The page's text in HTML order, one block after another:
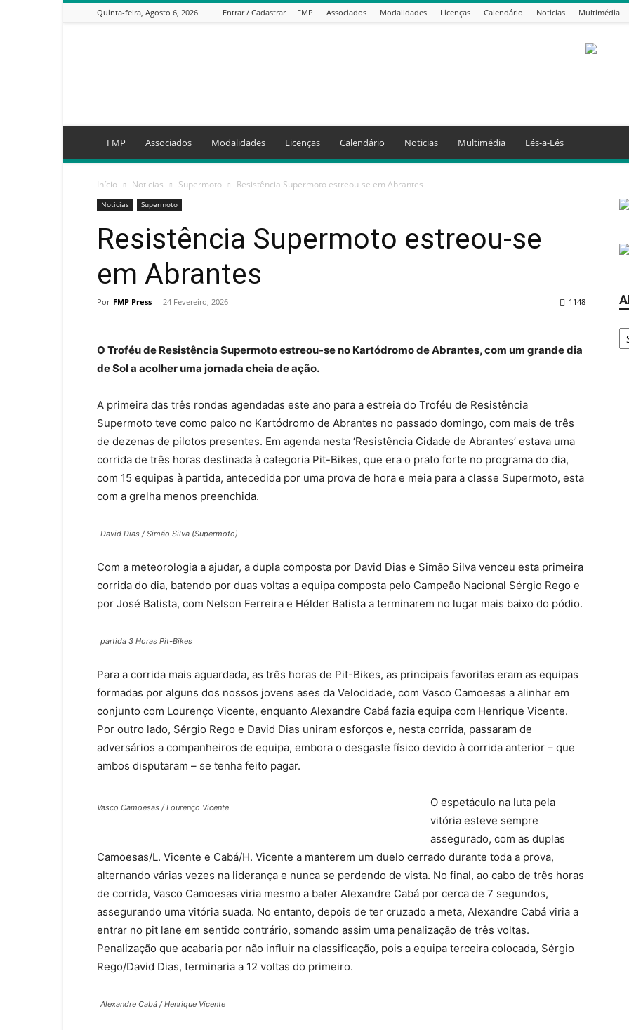
Quinta-feira, Agosto 6, 2026 Entrar / Cadastrar FMP Associados Modalidades Licenças Calendário Noticias Multimédia
FMP Associados Modalidades Licenças Calendário Noticias Multimédia Lés-a-Lés
Início Noticias Supermoto Resistência Supermoto estreou-se em Abrantes
Noticias Supermoto
Resistência Supermoto estreou-se
em Abrantes
Por FMP Press - 24 Fevereiro, 2026 1148
O Troféu de Resistência Supermoto estreou-se no Kartódromo de Abrantes, com um grande dia
de Sol a acolher uma jornada cheia de ação.
A primeira das três rondas agendadas este ano para a estreia do Troféu de Resistência
Supermoto teve como palco no Kartódromo de Abrantes no passado domingo, com mais de três
de dezenas de pilotos presentes. Em agenda nesta ‘Resistência Cidade de Abrantes’ estava uma
corrida de três horas destinada à categoria Pit-Bikes, que era o prato forte no programa do dia,
com 15 equipas à partida, antecedida por uma prova de hora e meia para a classe Supermoto, esta
com a grelha menos preenchida.
David Dias / Simão Silva (Supermoto)
Com a meteorologia a ajudar, a dupla composta por David Dias e Simão Silva venceu esta primeira
corrida do dia, batendo por duas voltas a equipa composta pelo Campeão Nacional Sérgio Rego e
por José Batista, com Nelson Ferreira e Hélder Batista a terminarem no lugar mais baixo do pódio.
partida 3 Horas Pit-Bikes
Para a corrida mais aguardada, as três horas de Pit-Bikes, as principais favoritas eram as equipas
formadas por alguns dos nossos jovens ases da Velocidade, com Vasco Camoesas a alinhar em
conjunto com Lourenço Vicente, enquanto Alexandre Cabá fazia equipa com Henrique Vicente.
Por outro lado, Sérgio Rego e David Dias uniram esforços e, nesta corrida, passaram de
adversários a companheiros de equipa, embora o desgaste físico devido à corrida anterior – que
ambos disputaram – se tenha feito pagar.
Vasco Camoesas / Lourenço Vicente
O espetáculo na luta pela
vitória esteve sempre
assegurado, com as duplas
Camoesas/L. Vicente e Cabá/H. Vicente a manterem um duelo cerrado durante toda a prova,
alternando várias vezes na liderança e nunca se perdendo de vista. No final, ao cabo de três horas
de corrida, Vasco Camoesas viria mesmo a bater Alexandre Cabá por cerca de 7 segundos,
assegurando uma vitória suada. No entanto, depois de ter cruzado a meta, Alexandre Cabá viria a
entrar no pit lane em sentido contrário, somando assim uma penalização de três voltas.
Penalização que acabaria por não influir na classificação, pois a equipa terceira colocada, Sérgio
Rego/David Dias, terminaria a 12 voltas do primeiro.
Alexandre Cabá / Henrique Vicente